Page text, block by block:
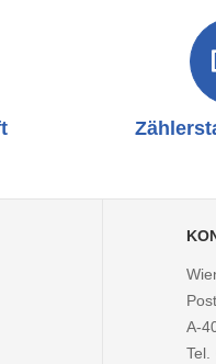
A-
Tel.